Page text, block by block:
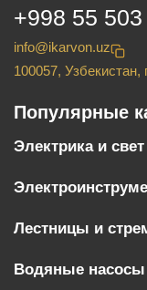
+998 55
info@ikarvon.uz
100057,
Популярные
Электрика и свет
Лестницы и
Водяные насосы